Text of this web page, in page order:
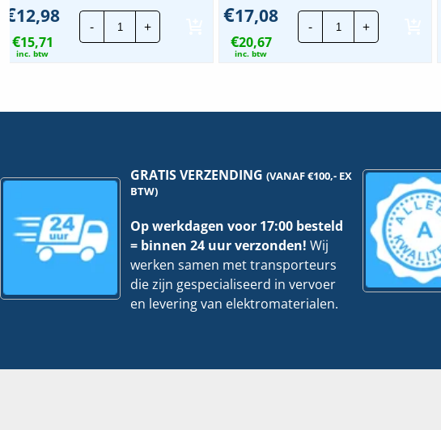
€12,98
€15,71
inc. btw
-
Bedradingskoker
|
HxB
+ €17,08
€20,67
inc. btw
-
Bedradingskoker
|
HxB
+
GRATIS VERZENDING(VANAF €100,- EX
BTW)
Op werkdagen voor 17:00 besteld
= binnen 24 uur verzonden! Wij
werken samen met transporteurs
die zijn gespecialiseerd in vervoer
en levering van elektromaterialen.